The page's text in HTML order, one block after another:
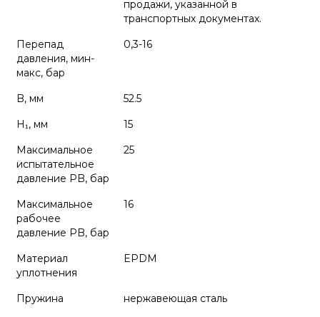
продажи, указанной в
транспортных документах.
Перепад
давления, мин-
макс, бар
0,3-16
B, мм
52.5
H₁, мм
15
Максимальное
испытательное
давление PB, бар
25
Максимальное
рабочее
давление PB, бар
16
Материал
уплотнения
EPDM
Пружина
нержавеющая сталь